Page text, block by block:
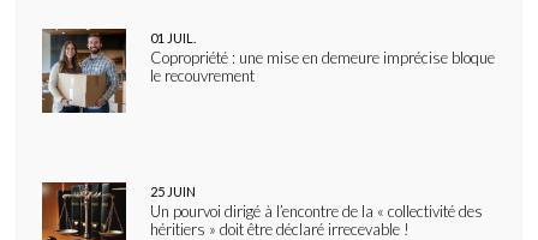
Copropriété : une mise en demeure imprécise bloque
le recouvrement
01 JUIL.
Un pourvoi dirigé à l’encontre de la « collectivité des
héritiers » doit être déclaré irrecevable !
25 JUIN